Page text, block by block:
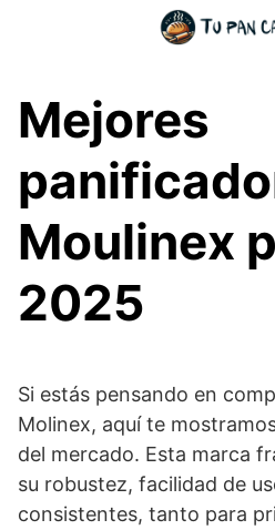
Mejores
Moulinex
2025
Si estás pensando en
Molinex, aquí te
del mercado. Esta marca
su robustez, facilidad de
consistentes, tanto para